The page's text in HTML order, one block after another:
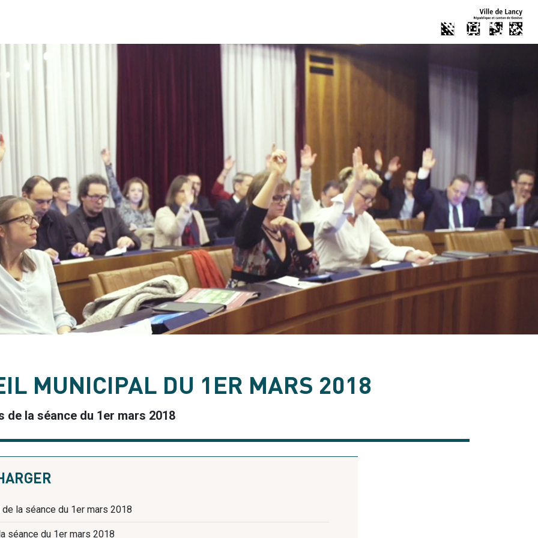
MUNICIPAL DU 1ER MARS 2018
la séance du 1er mars 2018
la séance du 1er mars 2018
séance du 1er mars 2018